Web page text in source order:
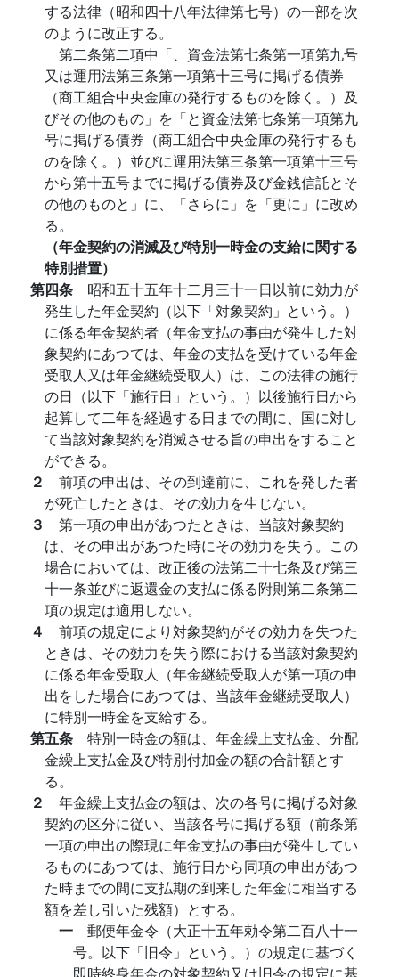
する法律（昭和四十八年法律第七号）の一部を次
のように改正する。
第二条第二項中「、資金法第七条第一項第九号
又は運用法第三条第一項第十三号に掲げる債券
（商工組合中央金庫の発行するものを除く。）及
びその他のもの」を「と資金法第七条第一項第九
号に掲げる債券（商工組合中央金庫の発行するも
のを除く。）並びに運用法第三条第一項第十三号
から第十五号までに掲げる債券及び金銭信託とそ
の他のものと」に、「さらに」を「更に」に改め
る。
（年金契約の消滅及び特別一時金の支給に関する
特別措置）
第四条 昭和五十五年十二月三十一日以前に効力が
発生した年金契約（以下「対象契約」という。）
に係る年金契約者（年金支払の事由が発生した対
象契約にあつては、年金の支払を受けている年金
受取人又は年金継続受取人）は、この法律の施行
の日（以下「施行日」という。）以後施行日から
起算して二年を経過する日までの間に、国に対し
て当該対象契約を消滅させる旨の申出をすること
ができる。
２ 前項の申出は、その到達前に、これを発した者
が死亡したときは、その効力を生じない。
３ 第一項の申出があつたときは、当該対象契約
は、その申出があつた時にその効力を失う。この
場合においては、改正後の法第二十七条及び第三
十一条並びに返還金の支払に係る附則第二条第二
項の規定は適用しない。
４ 前項の規定により対象契約がその効力を失つた
ときは、その効力を失う際における当該対象契約
に係る年金受取人（年金継続受取人が第一項の申
出をした場合にあつては、当該年金継続受取人）
に特別一時金を支給する。
第五条 特別一時金の額は、年金繰上支払金、分配
金繰上支払金及び特別付加金の額の合計額とす
る。
２ 年金繰上支払金の額は、次の各号に掲げる対象
契約の区分に従い、当該各号に掲げる額（前条第
一項の申出の際現に年金支払の事由が発生してい
るものにあつては、施行日から同項の申出があつ
た時までの間に支払期の到来した年金に相当する
額を差し引いた残額）とする。
一 郵便年金令（大正十五年勅令第二百八十一
号。以下「旧令」という。）の規定に基づく